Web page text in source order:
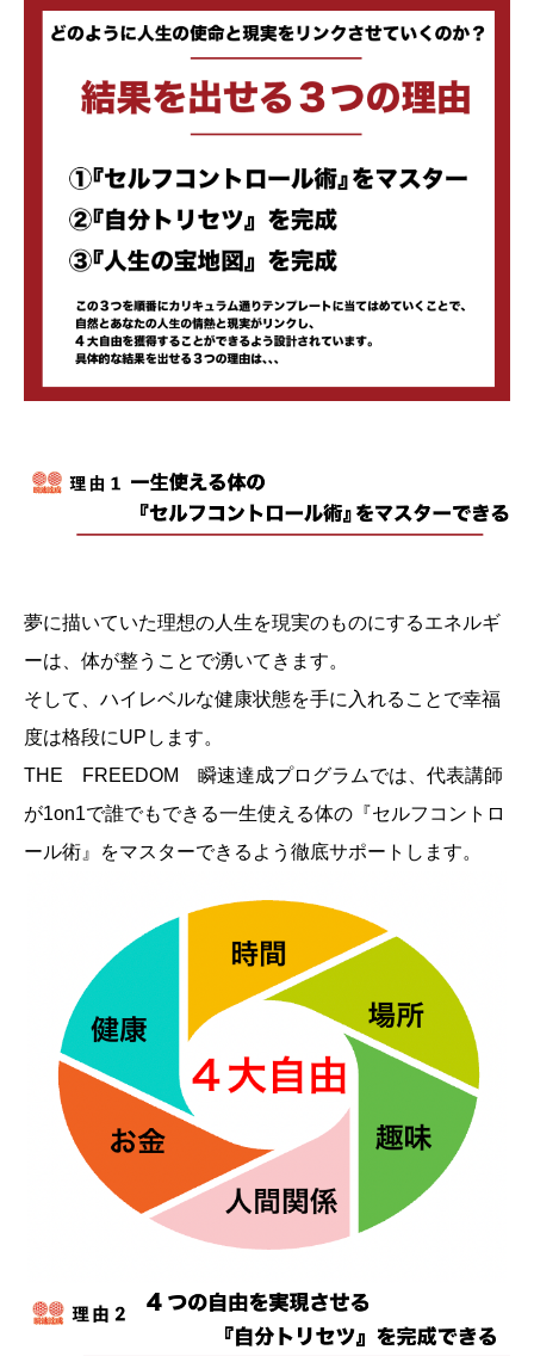
夢に描いていた理想の人生を現実のものにするエネルギ
ーは、体が整うことで湧いてきます。
そして、ハイレベルな健康状態を手に入れることで幸福
度は格段にUPします。
THE FREEDOM 瞬速達成プログラムでは、代表講師
が1on1で誰でもできる一生使える体の『セルフコントロ
ール術』をマスターできるよう徹底サポートします。